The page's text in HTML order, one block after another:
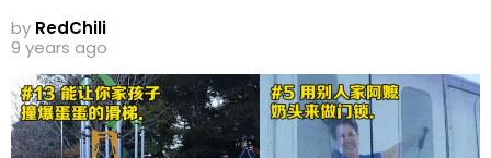
by RedChili
9 years ago